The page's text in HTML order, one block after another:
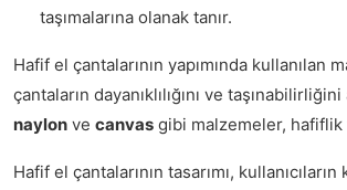
taşımalarına olanak tanır.
Hafif el çantalarının yapımında kullanılan
çantaların dayanıklılığını ve taşınabilirliğini
naylon ve canvas gibi malzemeler,
Hafif el çantalarının tasarımı,